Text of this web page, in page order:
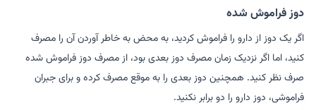
دوز فراموش شده
اگر یک دوز از دارو را فراموش کردید، به محض به خاطر آوردن آن را مصرف
کنید، اما اگر نزدیک زمان مصرف دوز بعدی بود، از مصرف دوز فراموش شده
صرف نظر کنید. همچنین دوز بعدی را به موقع مصرف کرده و برای جبران
فراموشی، دوز دارو را دو برابر نکنید.